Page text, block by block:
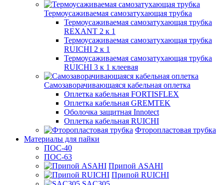
Термоусаживаемая самозатухающая трубка
Термоусаживаемая самозатухающая трубка
REXANT 2 к 1
Термоусаживаемая самозатухающая трубка
RUICHI 2 к 1
Термоусаживаемая самозатухающая трубка
RUICHI 3 к 1 клеевая
Самозаворачивающаяся кабельная оплетка
Оплетка кабельная FORTISFLEX
Оплетка кабельная GREMTEK
Оболочка защитная Innotect
Оплетка кабельная RUICHI
Фторопластовая трубка
Материалы для пайки
ПОС-40
ПОС-63
Припой ASAHI
Припой RUICHI